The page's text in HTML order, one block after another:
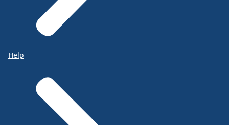
Help